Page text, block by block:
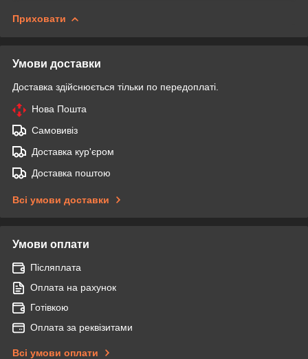
Приховати
Умови доставки
Доставка здійснюється тільки по передоплаті.
Нова Пошта
Самовивіз
Доставка кур'єром
Доставка поштою
Всі умови доставки
Умови оплати
Післяплата
Оплата на рахунок
Готівкою
Оплата за реквізитами
Всі умови оплати